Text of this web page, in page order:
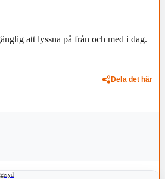
att lyssna på från och med i dag.
Dela det här